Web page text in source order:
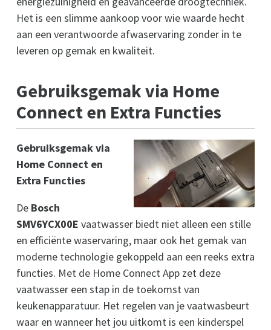
Het is een slimme aankoop voor wie waarde hecht
aan een verantwoorde afwaservaring zonder in te
leveren op gemak en kwaliteit.
Gebruiksgemak via Home
Connect en Extra Functies
Gebruiksgemak via
Home Connect en
Extra Functies
De Bosch
SMV6YCX00E vaatwasser biedt niet alleen een stille
en efficiënte waservaring, maar ook het gemak van
moderne technologie gekoppeld aan een reeks extra
functies. Met de Home Connect App zet deze
vaatwasser een stap in de toekomst van
keukenapparatuur. Het regelen van je vaatwasbeurt
waar en wanneer het jou uitkomt is een kinderspel